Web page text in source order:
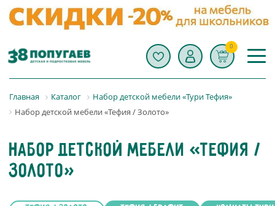
0
Главная Каталог
Набор детской мебели «Тури Тефия»
Набор детской мебели «Тефия / Золото»
Набор детской мебели «Тефия /
Золото»